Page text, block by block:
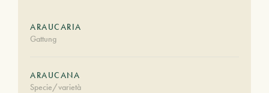
ARAUCARIA
Gattung
ARAUCANA
Specie/varietà